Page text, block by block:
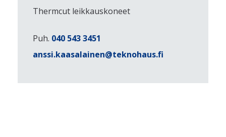
Thermcut leikkauskoneet
Puh. 040 543 3451
anssi.kaasalainen@teknohaus.fi